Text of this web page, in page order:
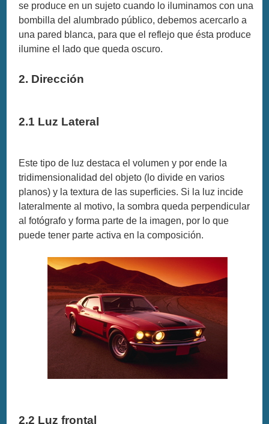
se produce en un sujeto cuando lo iluminamos con una
bombilla del alumbrado público, debemos acercarlo a
una pared blanca, para que el reflejo que ésta produce
ilumine el lado que queda oscuro.
2. Dirección
2.1 Luz Lateral
Este tipo de luz destaca el volumen y por ende la
tridimensionalidad del objeto (lo divide en varios
planos) y la textura de las superficies. Si la luz incide
lateralmente al motivo, la sombra queda perpendicular
al fotógrafo y forma parte de la imagen, por lo que
puede tener parte activa en la composición.
2.2 Luz frontal